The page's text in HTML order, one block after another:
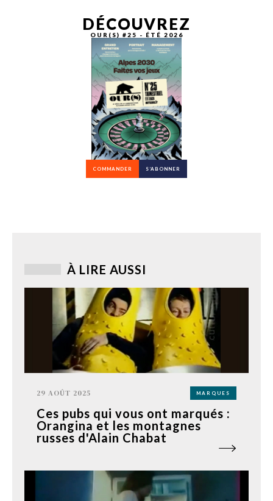
DÉCOUVREZ
OUR(S) #25 - ÉTÉ 2026
COMMANDER S’ABONNER
À LIRE AUSSI
29 AOÛT 2025 MARQUES
Ces pubs qui vous ont marqués :
Orangina et les montagnes
russes d'Alain Chabat